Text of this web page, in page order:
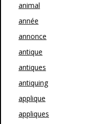
animal
année
annonce
antique
antiques
antiquing
applique
appliques